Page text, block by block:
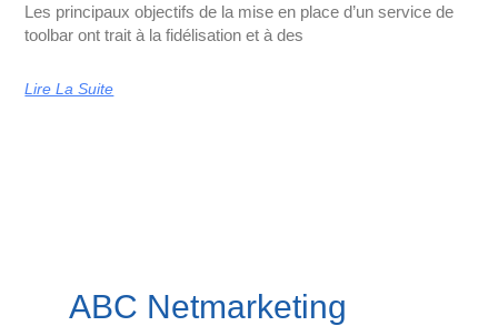
Les principaux objectifs de la mise en place d’un service de
toolbar ont trait à la fidélisation et à des
Lire La Suite
ABC Netmarketing